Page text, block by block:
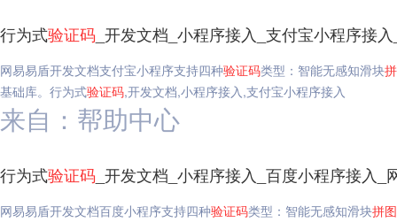
行为式验证码 _开发文档_小程序接入_支付宝小程序接
网易易盾开发文档支付宝小程序支持四种验证码类型：智能无感知滑块
基础库。行为式验证码,开发文档,小程序接入,支付宝小程序接入
来自：帮助中心
行为式验证码 _开发文档_小程序接入_百度小程序接入_
网易易盾开发文档百度小程序支持四种验证码类型：智能无感知滑块拼图